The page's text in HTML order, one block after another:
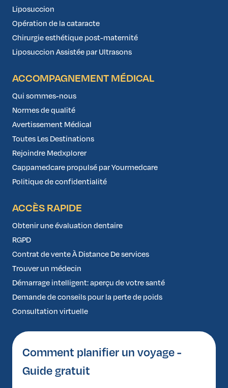
Liposuccion
Opération de la cataracte
Chirurgie esthétique post-maternité
Liposuccion Assistée par Ultrasons
ACCOMPAGNEMENT MÉDICAL
Qui sommes-nous
Normes de qualité
Avertissement Médical
Toutes Les Destinations
Rejoindre Medxplorer
Cappamedcare propulsé par Yourmedcare
Politique de confidentialité
ACCÈS RAPIDE
Obtenir une évaluation dentaire
RGPD
Contrat de vente À Distance De services
Trouver un médecin
Démarrage intelligent: aperçu de votre santé
Demande de conseils pour la perte de poids
Consultation virtuelle
Comment planifier un voyage -
Guide gratuit